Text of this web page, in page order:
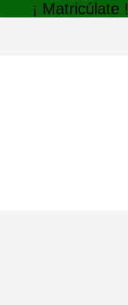
¡ Matricúlate !